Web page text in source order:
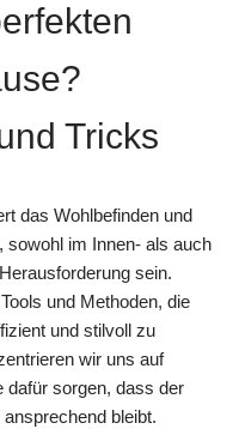
Tricks
das Wohlbefinden und
sowohl im Innen- als auch
sein.
und Methoden, die
und stilvoll zu
wir uns auf
dafür sorgen, dass der
bleibt.